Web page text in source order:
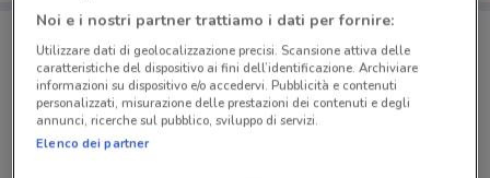
Negozi Peugeot a Capena
Noi e i nostri partner trattiamo i dati per fornire:
Utilizzare dati di geolocalizzazione precisi. Scansione attiva delle
caratteristiche del dispositivo ai fini dell’identificazione. Archiviare
informazioni su dispositivo e/o accedervi. Pubblicità e contenuti
personalizzati, misurazione delle prestazioni dei contenuti e degli
annunci, ricerche sul pubblico, sviluppo di servizi.
Elenco dei partner